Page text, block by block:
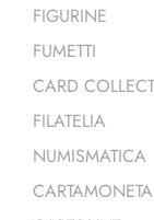
FIGURINE
FUMETTI
CARD
FILATELIA
NUMISMATICA
CARTAMONETA